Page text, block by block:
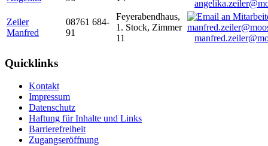
Zeiler
Manfred
08761 684-
91
Feyerabendhaus,
1. Stock, Zimmer
11
Quicklinks
Kontakt
Impressum
Datenschutz
Haftung für Inhalte und Links
Barrierefreiheit
Zugangseröffnung